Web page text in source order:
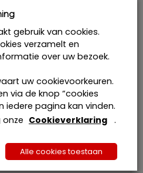
als docent verbonden aan
Universiteit Antwerpen
en de Universiteit van
Antwerpen
en als advocaat aan
gespecialiseerd in
door Argenta.
gebruik van cookies.
verzamelt en
over uw bezoek.
uw cookievoorkeuren.
via de knop “cookies
iedere pagina kan vinden.
onze Cookieverklaring .
Alle cookies toestaan